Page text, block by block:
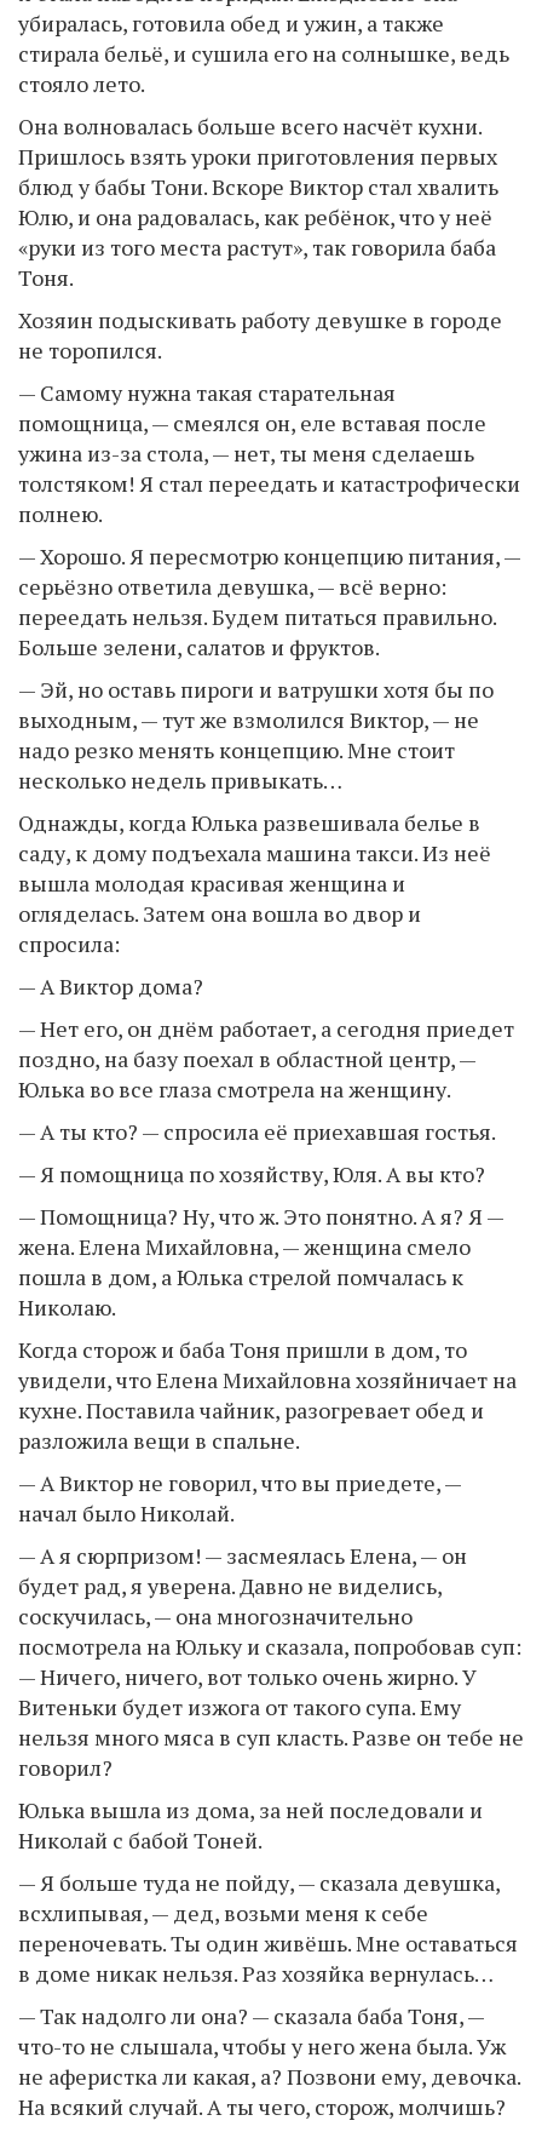
убиралась, готовила обед и ужин, а также
стирала бельё, и сушила его на солнышке, ведь
стояло лето.
Она волновалась больше всего насчёт кухни.
Пришлось взять уроки приготовления первых
блюд у бабы Тони. Вскоре Виктор стал хвалить
Юлю, и она радовалась, как ребёнок, что у неё
«руки из того места растут», так говорила баба
Тоня.
Хозяин подыскивать работу девушке в городе
не торопился.
— Самому нужна такая старательная
помощница, — смеялся он, еле вставая после
ужина из-за стола, — нет, ты меня сделаешь
толстяком! Я стал переедать и катастрофически
полнею.
— Хорошо. Я пересмотрю концепцию питания, —
серьёзно ответила девушка, — всё верно:
переедать нельзя. Будем питаться правильно.
Больше зелени, салатов и фруктов.
— Эй, но оставь пироги и ватрушки хотя бы по
выходным, — тут же взмолился Виктор, — не
надо резко менять концепцию. Мне стоит
несколько недель привыкать…
Однажды, когда Юлька развешивала белье в
саду, к дому подъехала машина такси. Из неё
вышла молодая красивая женщина и
огляделась. Затем она вошла во двор и
спросила:
— А Виктор дома?
— Нет его, он днём работает, а сегодня приедет
поздно, на базу поехал в областной центр, —
Юлька во все глаза смотрела на женщину.
— А ты кто? — спросила её приехавшая гостья.
— Я помощница по хозяйству, Юля. А вы кто?
— Помощница? Ну, что ж. Это понятно. А я? Я —
жена. Елена Михайловна, — женщина смело
пошла в дом, а Юлька стрелой помчалась к
Николаю.
Когда сторож и баба Тоня пришли в дом, то
увидели, что Елена Михайловна хозяйничает на
кухне. Поставила чайник, разогревает обед и
разложила вещи в спальне.
— А Виктор не говорил, что вы приедете, —
начал было Николай.
— А я сюрпризом! — засмеялась Елена, — он
будет рад, я уверена. Давно не виделись,
соскучилась, — она многозначительно
посмотрела на Юльку и сказала, попробовав суп:
— Ничего, ничего, вот только очень жирно. У
Витеньки будет изжога от такого супа. Ему
нельзя много мяса в суп класть. Разве он тебе не
говорил?
Юлька вышла из дома, за ней последовали и
Николай с бабой Тоней.
— Я больше туда не пойду, — сказала девушка,
всхлипывая, — дед, возьми меня к себе
переночевать. Ты один живёшь. Мне оставаться
в доме никак нельзя. Раз хозяйка вернулась…
— Так надолго ли она? — сказала баба Тоня, —
что-то не слышала, чтобы у него жена была. Уж
не аферистка ли какая, а? Позвони ему, девочка.
На всякий случай. А ты чего, сторож, молчишь?